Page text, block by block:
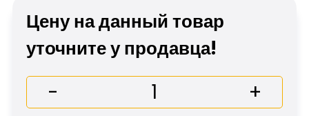
Цену на данный товар
уточните у продавца!
- +